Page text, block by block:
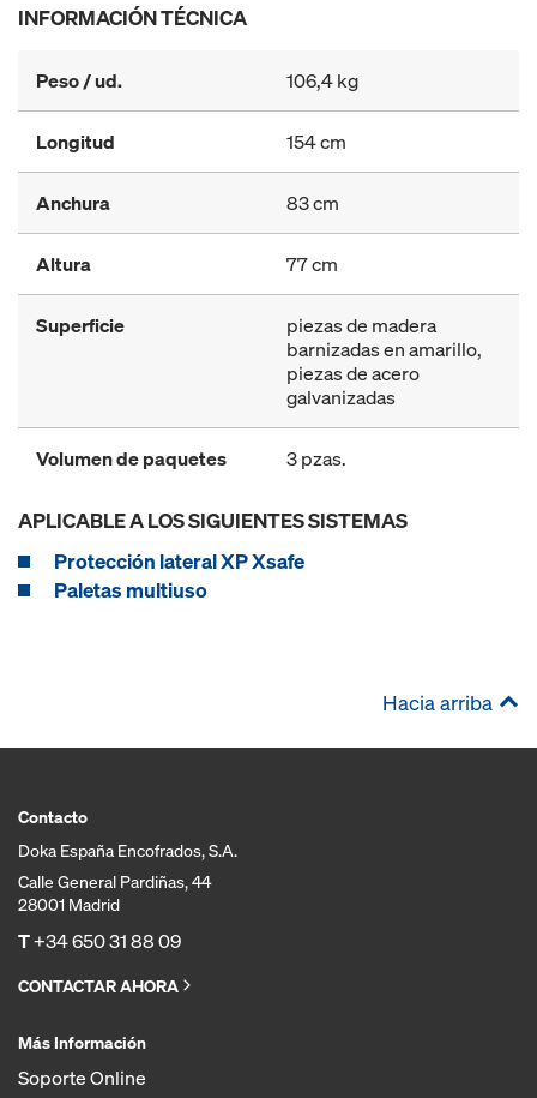
INFORMACIÓN TÉCNICA
Peso / ud. 106,4 kg
Longitud 154 cm
Anchura 83 cm
Altura 77 cm
Superficie
piezas de madera
barnizadas en amarillo,
piezas de acero
galvanizadas
Volumen de paquetes 3 pzas.
APLICABLE A LOS SIGUIENTES SISTEMAS
Protección lateral XP Xsafe
Paletas multiuso
Hacia arriba
Contacto
Doka España Encofrados, S.A.
Calle General Pardiñas, 44
28001 Madrid
T+34 650 31 88 09
CONTACTAR AHORA
Más Información
Soporte Online